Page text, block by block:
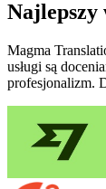
Najlepszy
Magma
usługi są
profesjonalizm.